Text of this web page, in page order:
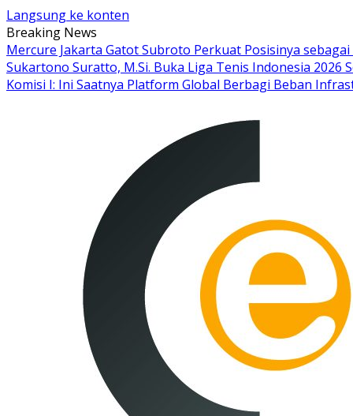
Langsung ke konten
Breaking News
Mercure Jakarta Gatot Subroto Perkuat Posisinya
Sukartono Suratto, M.Si. Buka Liga Tenis Indonesia 2026
Komisi I: Ini Saatnya Platform Global Berbagi Beban